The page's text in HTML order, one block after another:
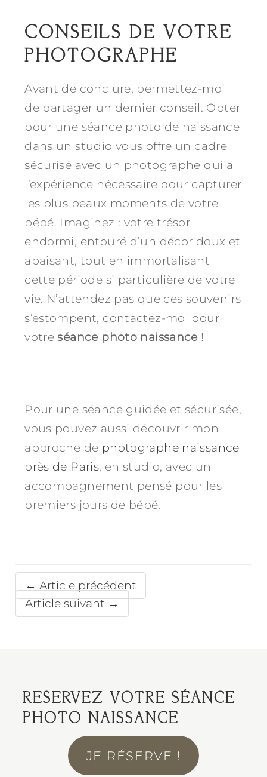
CONSEILS DE VOTRE
PHOTOGRAPHE
Avant de conclure, permettez-moi
de partager un dernier conseil. Opter
pour une séance photo de naissance
dans un studio vous offre un cadre
sécurisé avec un photographe qui a
l’expérience nécessaire pour capturer
les plus beaux moments de votre
bébé. Imaginez : votre trésor
endormi, entouré d’un décor doux et
apaisant, tout en immortalisant
cette période si particulière de votre
vie. N’attendez pas que ces souvenirs
s’estompent, contactez-moi pour
votreséance photo naissance!
Pour une séance guidée et sécurisée,
vous pouvez aussi découvrir mon
approche de photographe naissance
près de Paris, en studio, avec un
accompagnement pensé pour les
premiers jours de bébé.
← Article précédent
Article suivant →
RESERVEZ VOTRE SÉANCE
PHOTO NAISSANCE
JE RÉSERVE !